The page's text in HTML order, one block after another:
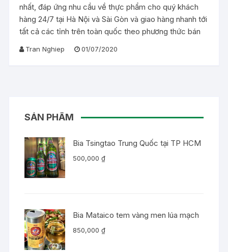
nhất, đáp ứng nhu cầu về thực phẩm cho quý khách
hàng 24/7 tại Hà Nội và Sài Gòn và giao hàng nhanh tới
tất cả các tỉnh trên toàn quốc theo phương thức bán
Tran Nghiep 01/07/2020
SẢN PHẨM
Bia Tsingtao Trung Quốc tại TP HCM
500,000₫
Bia Mataico tem vàng men lúa mạch
850,000₫